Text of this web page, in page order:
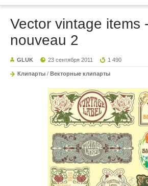
Vector vintage items
nouveau 2
GLUK 23 сентября 2011 1 490
Клипарты / Векторные клипарты